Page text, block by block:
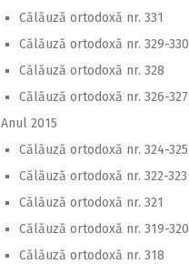
Călăuză ortodoxă nr. 331
Călăuză ortodoxă nr. 329-330
Călăuză ortodoxă nr. 328
Călăuză ortodoxă nr. 326-327
Anul 2015
Călăuză ortodoxă nr. 324-325
Călăuză ortodoxă nr. 322-323
Călăuză ortodoxă nr. 321
Călăuză ortodoxă nr. 319-320
Călăuză ortodoxă nr. 318